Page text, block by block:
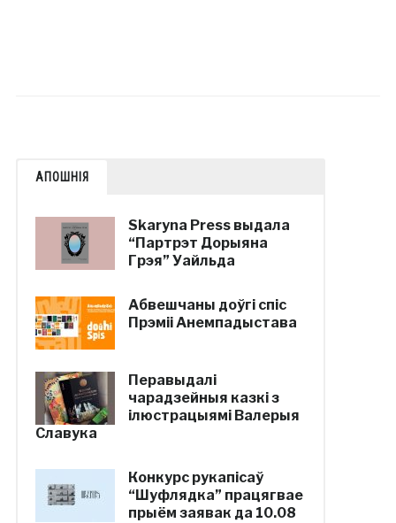
АПОШНІЯ
Skaryna Press выдала
“Партрэт Дорыяна
Грэя” Уайльда
Абвешчаны доўгі спіс
Прэміі Анемпадыстава
Перавыдалі
чарадзейныя казкі з
ілюстрацыямі Валерыя
Славука
Конкурс рукапісаў
“Шуфлядка” працягвае
прыём заявак да 10.08